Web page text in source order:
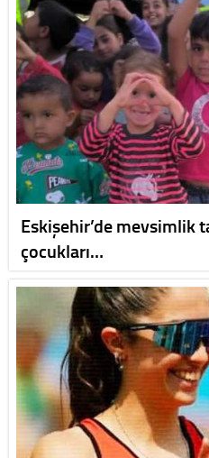
Eskişehir’de mevsimlik
çocukları…